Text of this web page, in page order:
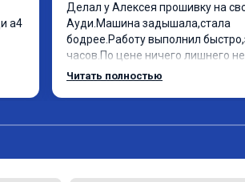
а4
Делал у Алексея прошивку на
Ауди.Машина задышала,стала
бодрее.Работу выполнил
часов.По цене ничего лишнего не
как договаривались
Читать полностью